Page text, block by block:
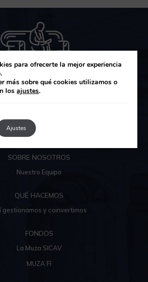
GESTIÓN DE ACTIVOS SGIIC
Área de clientes
SOBRE NOSOTROS
Nuestro Equipo
QUÉ HACEMOS
gestionamos y coinvertimos
FONDOS
La Muza SICAV
MUZA FI
para ofrecerte la mejor experiencia
más sobre qué cookies utilizamos o
losajustes.
Ajustes